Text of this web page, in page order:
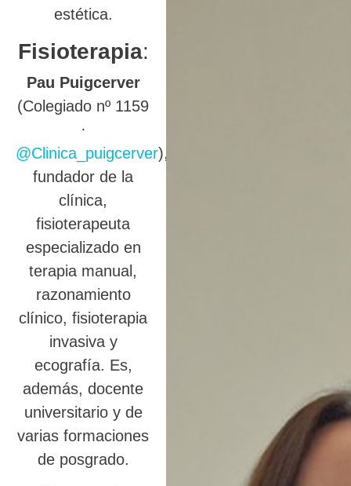
estética.
Fisioterapia:
Pau Puigcerver
(Colegiado nº 1159
·
@Clinica_puigcerver),
fundador de la
clínica,
fisioterapeuta
especializado en
terapia manual,
razonamiento
clínico, fisioterapia
invasiva y
ecografía. Es,
además, docente
universitario y de
varias formaciones
de posgrado.